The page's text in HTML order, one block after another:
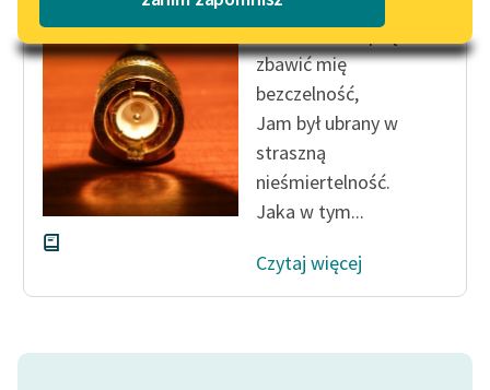
literatury do słuchania dla
uczennic i uczniów z
niepełnosprawnościami
E-kolekcja lektur
szkolnych i literatury do
słuchania dla uczennic i
uczniów z
niepełnosprawnościami
Popularyzacja
Los miał okropną
zbawić mię
bezczelność,
Jam był ubrany w
straszną
nieśmiertelność.
Jaka w tym...
Czytaj więcej